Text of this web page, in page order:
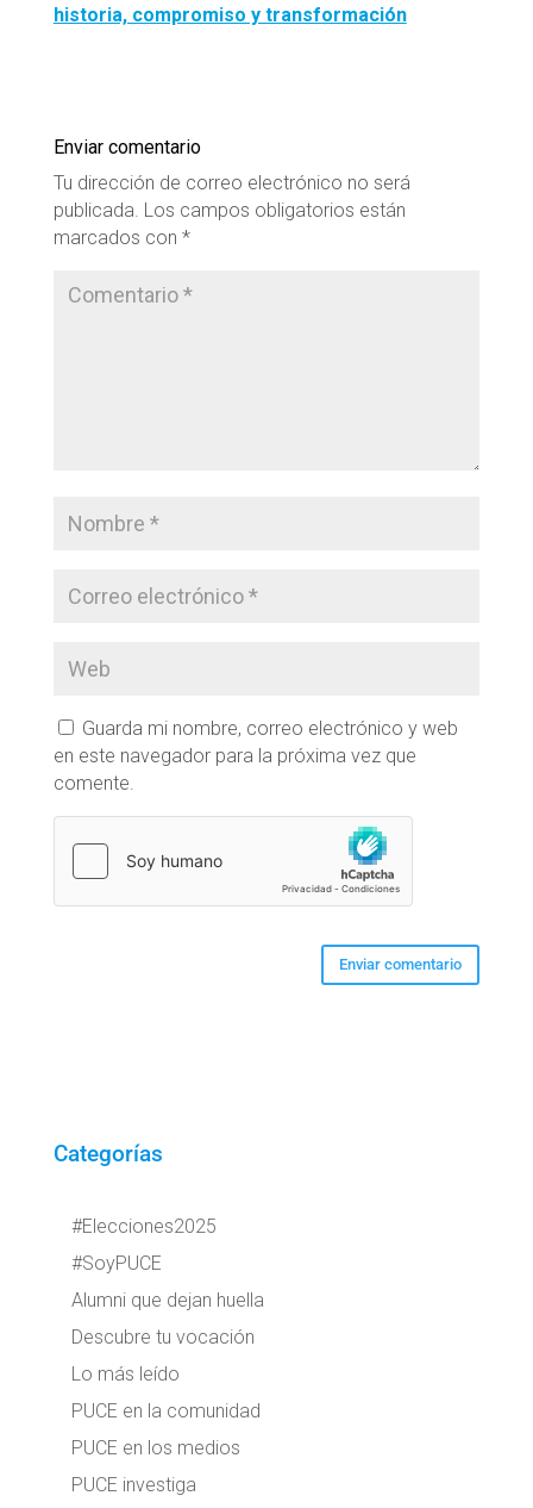
historia, compromiso y transformación
Enviar comentario
Tu dirección de correo electrónico no será
publicada. Los campos obligatorios están
marcados con *
Guarda mi nombre, correo electrónico y web
en este navegador para la próxima vez que
comente.
Categorías
#Elecciones2025
#SoyPUCE
Alumni que dejan huella
Descubre tu vocación
Lo más leído
PUCE en la comunidad
PUCE en los medios
PUCE investiga